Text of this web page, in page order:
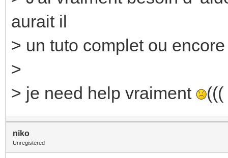
aurait il
> un tuto complet ou
>
> je need help vraiment
(((
niko
Unregistered